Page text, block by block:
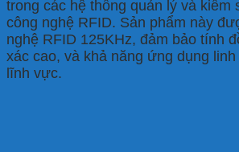
trong các hệ thống quản lý và kiểm
công nghệ RFID. Sản phẩm này
nghệ RFID 125KHz, đảm bảo tính
xác cao, và khả năng ứng dụng
lĩnh vực.